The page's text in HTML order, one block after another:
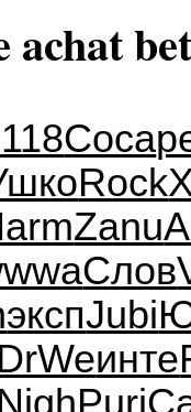
achat
Coca
Rock
Zanu
Слов
экспJubi
DrWeинте